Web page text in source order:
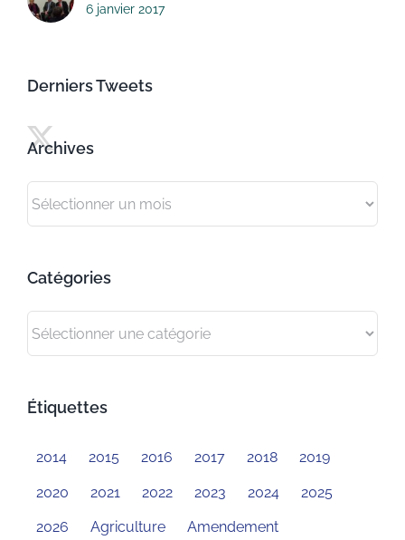
6 janvier 2017
Derniers Tweets
Archives
Catégories
Étiquettes
2014 2015 2016 2017 2018 2019
2020 2021 2022 2023 2024 2025
2026 Agriculture Amendement